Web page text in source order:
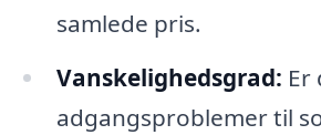
samlede pris.
Vanskelighedsgrad: Er
adgangsproblemer til